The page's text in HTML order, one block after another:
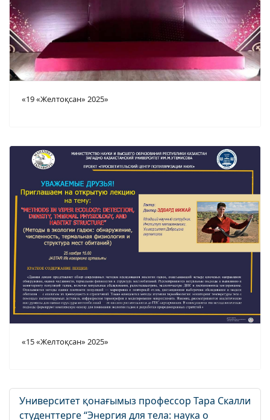
«19 «Желтоқсан» 2025»
«15 «Желтоқсан» 2025»
Университет қонағымыз профессор Тара Скалли
студенттерге “Энергия для тела: наука о